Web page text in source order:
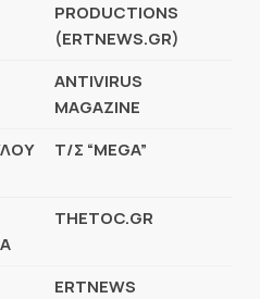
PRODUCTIONS
(ERTNEWS.GR)
ANTIVIRUS
MAGAZINE
Τ/Σ “MEGA”
THETOC.GR
ERTNEWS